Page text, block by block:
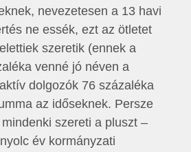
nevezetesen a 13 havi
ne essék, ezt az ötletet
szeretik (ennek a
venné jó néven a
dolgozók 76 százaléka
az időseknek. Persze
szereti a pluszt –
év kormányzati